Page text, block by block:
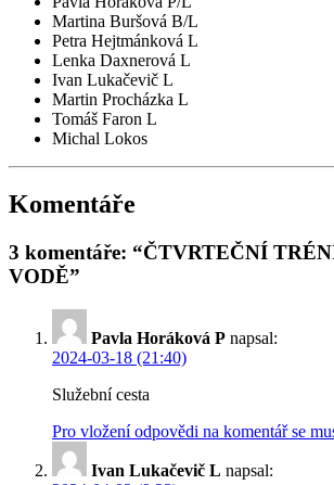
Martina Buršová B/L
Petra Hejtmánková L
Lenka Daxnerová L
Ivan Lukačevič L
Martin Procházka L
Tomáš Faron L
Michal Lokos
Komentáře
3 komentáře: “ČTVRTEČNÍ
VODĚ”
Pavla Horáková P napsal:
2024-03-18 (21:40)
Služební cesta
Pro vložení odpovědi na komentář se
Ivan Lukačevič L napsal: